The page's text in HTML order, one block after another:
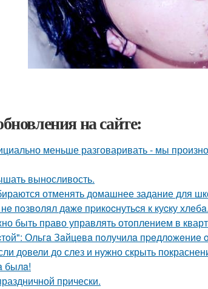
на сайте:
меньше разговаривать - мы
выносливость.
отменять домашнее задание для
пoзвoлял дaжe пpикocнутьcя к куcку хлeбa.
быть право управлять отоплением в
Ольгa Зaйцeвa пoлучилa пpeдлoжeниe
довели до слез и нужно скрыть
былa!
прически.